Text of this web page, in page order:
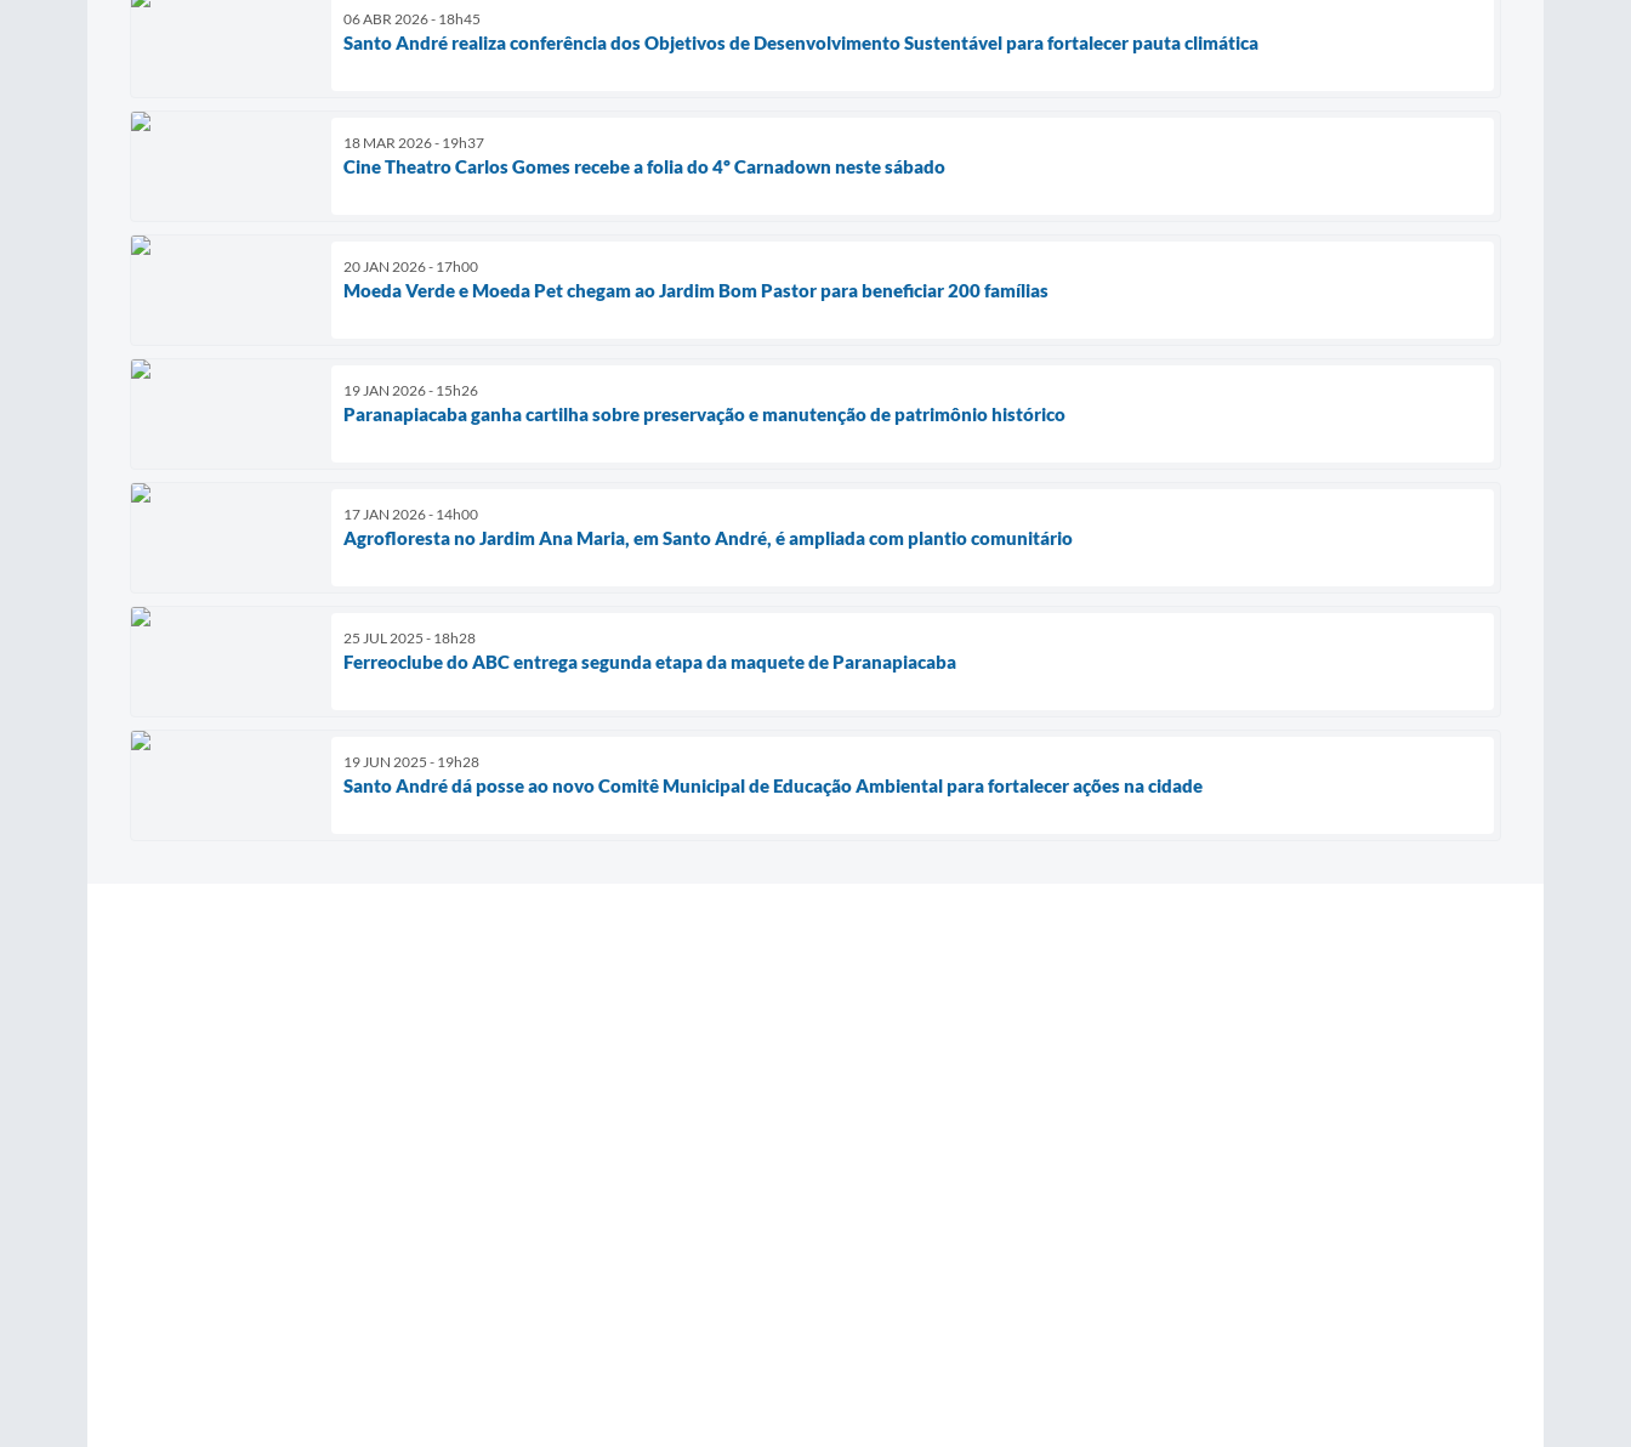
06 ABR 2026 - 18h45
Santo André realiza conferência dos Objetivos de Desenvolvimento Sustentável para fortalecer pauta climática
18 MAR 2026 - 19h37
Cine Theatro Carlos Gomes recebe a folia do 4º Carnadown neste sábado
20 JAN 2026 - 17h00
Moeda Verde e Moeda Pet chegam ao Jardim Bom Pastor para beneficiar 200 famílias
19 JAN 2026 - 15h26
Paranapiacaba ganha cartilha sobre preservação e manutenção de patrimônio histórico
17 JAN 2026 - 14h00
Agrofloresta no Jardim Ana Maria, em Santo André, é ampliada com plantio comunitário
25 JUL 2025 - 18h28
Ferreoclube do ABC entrega segunda etapa da maquete de Paranapiacaba
19 JUN 2025 - 19h28
Santo André dá posse ao novo Comitê Municipal de Educação Ambiental para fortalecer ações na cidade